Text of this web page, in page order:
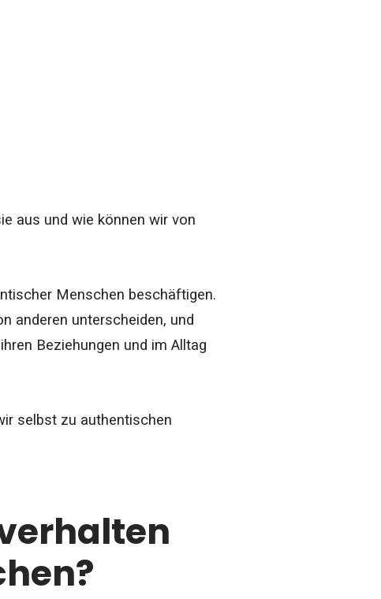
aus und wie können wir von
Menschen beschäftigen.
anderen unterscheiden, und
Beziehungen und im Alltag
selbst zu authentischen